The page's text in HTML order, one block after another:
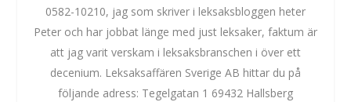
0582-10210, jag som skriver i leksaksbloggen heter
Peter och har jobbat länge med just leksaker, faktum är
att jag varit verskam i leksaksbranschen i över ett
decenium. Leksaksaffären Sverige AB hittar du på
följande adress: Tegelgatan 1 69432 Hallsberg